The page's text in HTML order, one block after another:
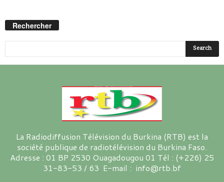
Rechercher
La Radiodiffusion Télévision du Burkina (RTB) est la
société publique de radiotélévision du Burkina Faso.
Adresse : 01 BP 2530 Ouagadougou 01 Tél : (+226) 25
31-83-53 / 63 E-mail : info@rtb.bf